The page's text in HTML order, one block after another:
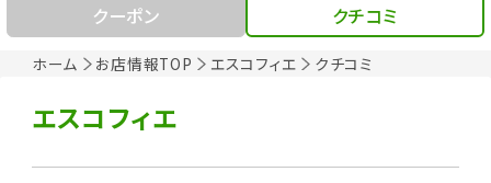
ホーム お店情報TOP エスコフィエ クチコミ
クーポン
クチコミ
エスコフィエ